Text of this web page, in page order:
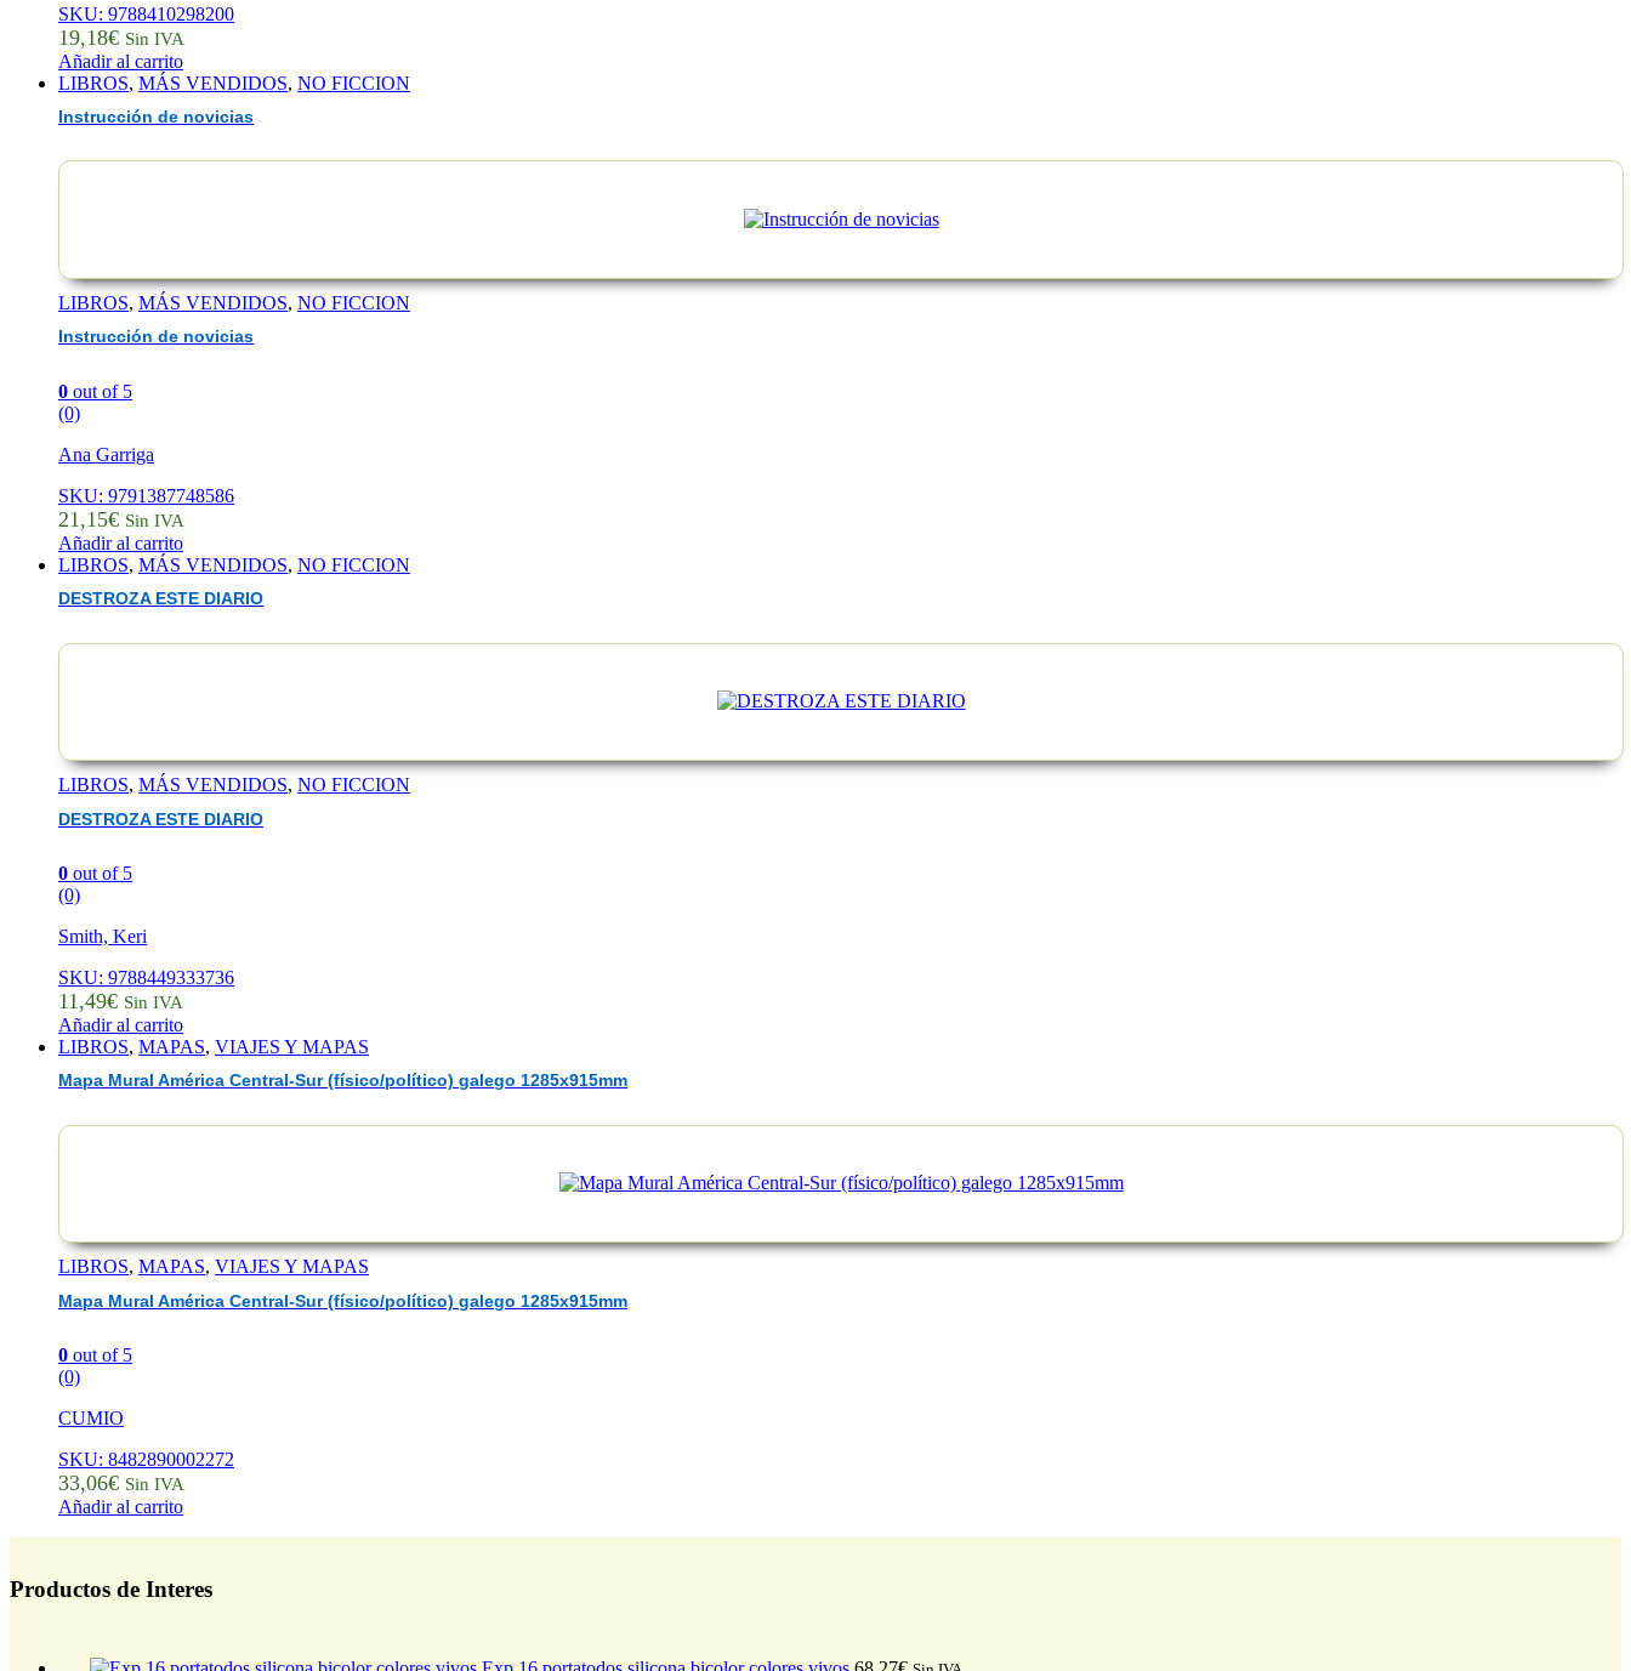
SKU: 9788410298200
19,18€ Sin IVA
Añadir al carrito
LIBROS, MÁS VENDIDOS, NO FICCION
Instrucción de novicias
LIBROS, MÁS VENDIDOS, NO FICCION
Instrucción de novicias
0 out of 5
(0)
Ana Garriga
SKU: 9791387748586
21,15€ Sin IVA
Añadir al carrito
LIBROS, MÁS VENDIDOS, NO FICCION
DESTROZA ESTE DIARIO
LIBROS, MÁS VENDIDOS, NO FICCION
DESTROZA ESTE DIARIO
0 out of 5
(0)
Smith, Keri
SKU: 9788449333736
11,49€ Sin IVA
Añadir al carrito
LIBROS, MAPAS, VIAJES Y MAPAS
Mapa Mural América Central-Sur (físico/político) galego 1285x915mm
LIBROS, MAPAS, VIAJES Y MAPAS
Mapa Mural América Central-Sur (físico/político) galego 1285x915mm
0 out of 5
(0)
CUMIO
SKU: 8482890002272
33,06€ Sin IVA
Añadir al carrito
Productos de Interes